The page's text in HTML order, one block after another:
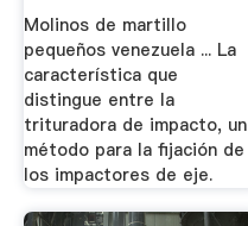
Molinos de martillo
pequeños venezuela ... La
característica que
distingue entre la
trituradora de impacto, un
método para la fijación de
los impactores de eje.